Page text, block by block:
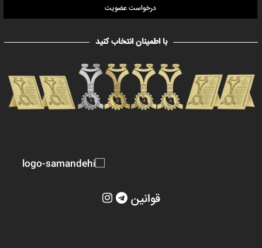
درخواست عضویت
با اطمینان انتخاب کنید
قوانین